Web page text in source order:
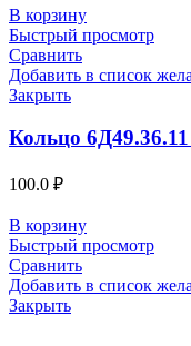
В корзину
Быстрый просмотр
Сравнить
Добавить в список
Закрыть
Кольцо
100.0 ₽
В корзину
Быстрый просмотр
Сравнить
Добавить в список
Закрыть